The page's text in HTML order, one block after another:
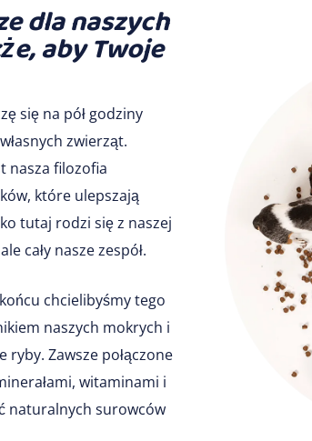
dla naszych
aby Twoje
się na pół godziny
zwierząt.
nasza filozofia
które ulepszają
tutaj rodzi się z naszej
cały nasze zespół.
chcielibyśmy tego
naszych mokrych i
Zawsze połączone
witaminami i
naturalnych surowców